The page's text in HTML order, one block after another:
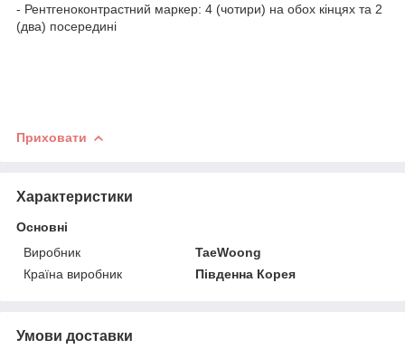
- Рентгеноконтрастний маркер: 4 (чотири) на обох кінцях та 2
(два) посередині
Приховати
Характеристики
Основні
Виробник
TaeWoong
Країна виробник
Південна Корея
Умови доставки